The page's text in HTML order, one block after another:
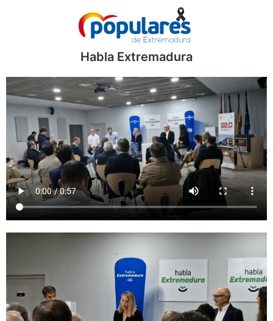
Habla Extremadura